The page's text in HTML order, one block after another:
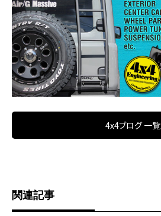
4x4ブログ 一覧
関連記事